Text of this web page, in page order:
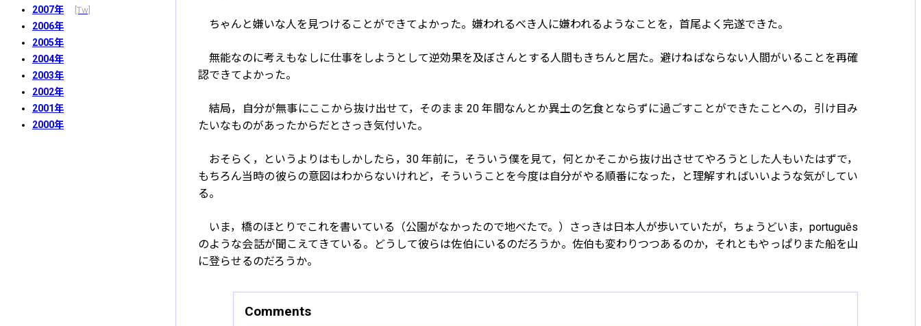
2007年
2006年
2005年
2004年
2003年
2002年
2001年
2000年
ちゃんと嫌いな人を見つけることができてよかった。嫌われるべき人に嫌われるようなことを，首尾よく完遂できた。
無能なのに考えもなしに仕事をしようとして逆効果を及ぼさんとする人間もきちんと居た。避けねばならない人間がいることを再確
認できてよかった。
結局，自分が無事にここから抜け出せて，そのまま 20 年間なんとか異土の乞食とならずに過ごすことができたことへの，引け目み
たいなものがあったからだとさっき気付いた。
おそらく，というよりはもしかしたら，30 年前に，そういう僕を見て，何とかそこから抜け出させてやろうとした人もいたはずで，
もちろん当時の彼らの意図はわからないけれど，そういうことを今度は自分がやる順番になった，と理解すればいいような気がしてい
る。
いま，橋のほとりでこれを書いている（公園がなかったので地べたで。）さっきは日本人が歩いていたが，ちょうどいま，português
のような会話が聞こえてきている。どうして彼らは佐伯にいるのだろうか。佐伯も変わりつつあるのか，それともやっぱりまた船を山
に登らせるのだろうか。
Comments